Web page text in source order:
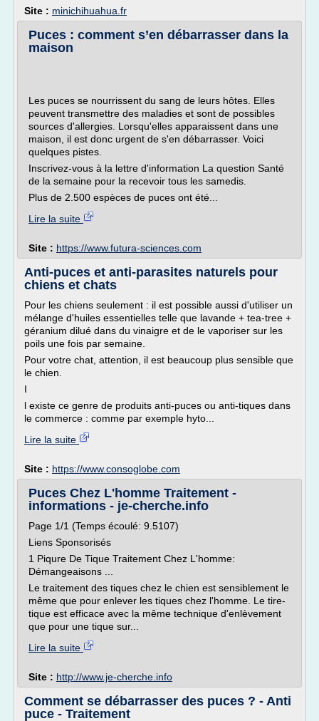
Site : minichihuahua.fr
Puces : comment s’en débarrasser dans la
maison
Les puces se nourrissent du sang de leurs hôtes. Elles
peuvent transmettre des maladies et sont de possibles
sources d'allergies. Lorsqu'elles apparaissent dans une
maison, il est donc urgent de s'en débarrasser. Voici
quelques pistes.
Inscrivez-vous à la lettre d'information La question Santé
de la semaine pour la recevoir tous les samedis.
Plus de 2.500 espèces de puces ont été...
Lire la suite
Site : https://www.futura-sciences.com
Anti-puces et anti-parasites naturels pour
chiens et chats
Pour les chiens seulement : il est possible aussi d'utiliser un
mélange d'huiles essentielles telle que lavande + tea-tree +
géranium dilué dans du vinaigre et de le vaporiser sur les
poils une fois par semaine.
Pour votre chat, attention, il est beaucoup plus sensible que
le chien.
I
l existe ce genre de produits anti-puces ou anti-tiques dans
le commerce : comme par exemple hyto...
Lire la suite
Site : https://www.consoglobe.com
Puces Chez L'homme Traitement -
informations - je-cherche.info
Page 1/1 (Temps écoulé: 9.5107)
Liens Sponsorisés
1 Piqure De Tique Traitement Chez L'homme:
Démangeaisons ...
Le traitement des tiques chez le chien est sensiblement le
même que pour enlever les tiques chez l'homme. Le tire-
tique est efficace avec la même technique d'enlèvement
que pour une tique sur...
Lire la suite
Site : http://www.je-cherche.info
Comment se débarrasser des puces ? - Anti
puce - Traitement